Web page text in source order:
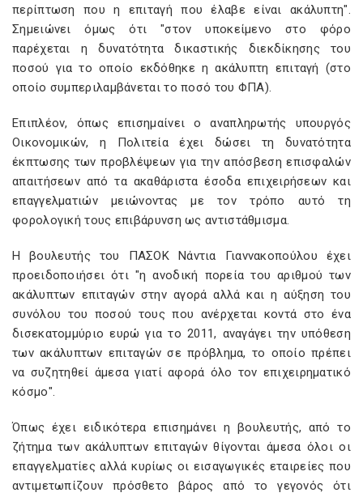
περίπτωση που η επιταγή που έλαβε είναι ακάλυπτη".
Σημειώνει όμως ότι "στον υποκείμενο στο φόρο
παρέχεται η δυνατότητα δικαστικής διεκδίκησης του
ποσού για το οποίο εκδόθηκε η ακάλυπτη επιταγή (στο
οποίο συμπεριλαμβάνεται το ποσό του ΦΠΑ).
Επιπλέον, όπως επισημαίνει ο αναπληρωτής υπουργός
Οικονομικών, η Πολιτεία έχει δώσει τη δυνατότητα
έκπτωσης των προβλέψεων για την απόσβεση επισφαλών
απαιτήσεων από τα ακαθάριστα έσοδα επιχειρήσεων και
επαγγελματιών μειώνοντας με τον τρόπο αυτό τη
φορολογική τους επιβάρυνση ως αντιστάθμισμα.
Η βουλευτής του ΠΑΣΟΚ Νάντια Γιαννακοπούλου έχει
προειδοποιήσει ότι "η ανοδική πορεία του αριθμού των
ακάλυπτων επιταγών στην αγορά αλλά και η αύξηση του
συνόλου του ποσού τους που ανέρχεται κοντά στο ένα
δισεκατομμύριο ευρώ για το 2011, αναγάγει την υπόθεση
των ακάλυπτων επιταγών σε πρόβλημα, το οποίο πρέπει
να συζητηθεί άμεσα γιατί αφορά όλο τον επιχειρηματικό
κόσμο".
Όπως έχει ειδικότερα επισημάνει η βουλευτής, από το
ζήτημα των ακάλυπτων επιταγών θίγονται άμεσα όλοι οι
επαγγελματίες αλλά κυρίως οι εισαγωγικές εταιρείες που
αντιμετωπίζουν πρόσθετο βάρος από το γεγονός ότι